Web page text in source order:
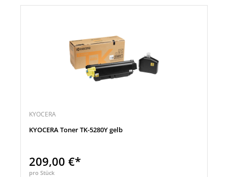
KYOCERA
KYOCERA Toner TK-5280Y gelb
209,00 €*
pro Stück